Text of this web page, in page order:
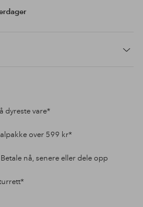
dyreste vare*
over 599 kr*
Betale nå, senere eller dele opp